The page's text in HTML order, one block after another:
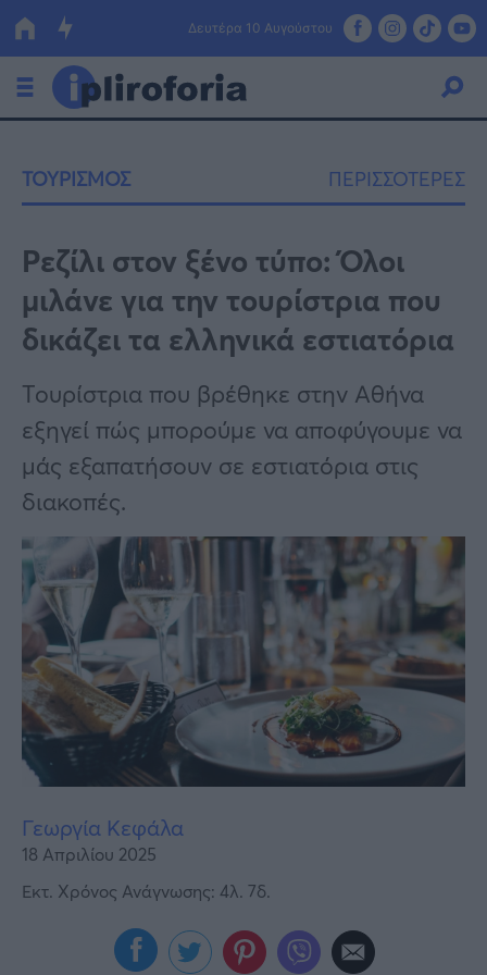
Δευτέρα 10 Αυγούστου
Οικονομία
Πολιτική
Τράπεζες
Επιδοτήσεις
ΕΣΠΑ
Κόσμος
Lifestyle
Αθλητικά
Υγεία
Γυναίκα
Καιρός
ΤΟΥΡΙΣΜΟΣ ΠΕΡΙΣΣΟΤΕΡΕΣ
Ρεζίλι στον ξένο τύπο: Όλοι
μιλάνε για την τουρίστρια που
δικάζει τα ελληνικά εστιατόρια
Τουρίστρια που βρέθηκε στην Αθήνα
εξηγεί πώς μπορούμε να αποφύγουμε να
μάς εξαπατήσουν σε εστιατόρια στις
διακοπές.
Γεωργία Κεφάλα
18 Απριλίου 2025
Εκτ. Χρόνος Ανάγνωσης: 4λ. 7δ.